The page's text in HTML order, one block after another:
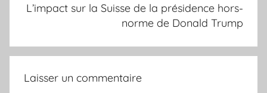
L’impact sur la Suisse de la présidence hors-
norme de Donald Trump
Laisser un commentaire